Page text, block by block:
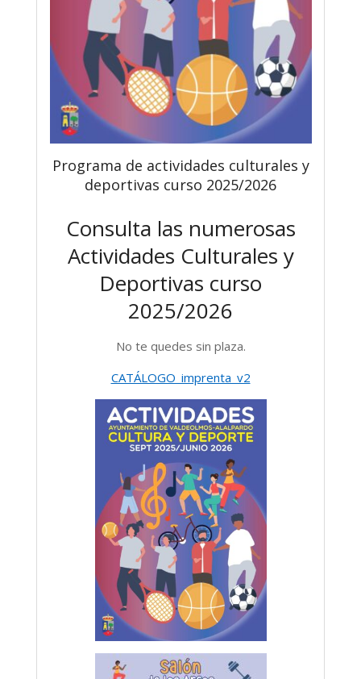
Programa de actividades culturales y
deportivas curso 2025/2026
Consulta las numerosas
Actividades Culturales y
Deportivas curso
2025/2026
No te quedes sin plaza.
CATÁLOGO_imprenta_v2